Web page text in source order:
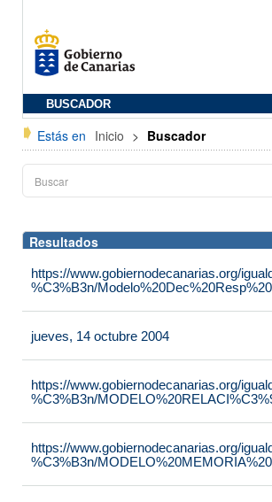
BUSCADOR
Estás en Inicio > Buscador
Resultados
https://www.gobiernodecanarias.org/
%C3%B3n/
jueves, 14 octubre 2004
https://www.gobiernodecanarias.org/
%C3%B3n/
https://www.gobiernodecanarias.org/
%C3%B3n/